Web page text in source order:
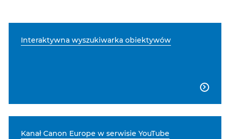
Interaktywna wyszukiwarka obiektywów

Kanał Canon Europe w serwisie YouTube